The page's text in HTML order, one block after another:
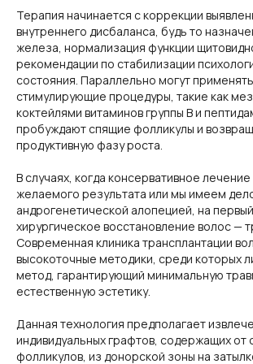
Терапия начинается с коррекции
внутреннего дисбаланса, будь то
железа, нормализация функции
рекомендации по стабилизации
состояния. Параллельно могут
стимулирующие процедуры, такие как
коктейлями витаминов группы B и
пробуждают спящие фолликулы и
продуктивную фазу роста.
В случаях, когда консервативное
желаемого результата или мы имеем
андрогенетической алопецией, на
хирургическое восстановление волос —
Современная клиника трансплантации
высокоточные методики, среди которых
метод, гарантирующий минимальную
естественную эстетику.
Данная технология предполагает
индивидуальных графтов, содержащих от
фолликулов, из донорской зоны на